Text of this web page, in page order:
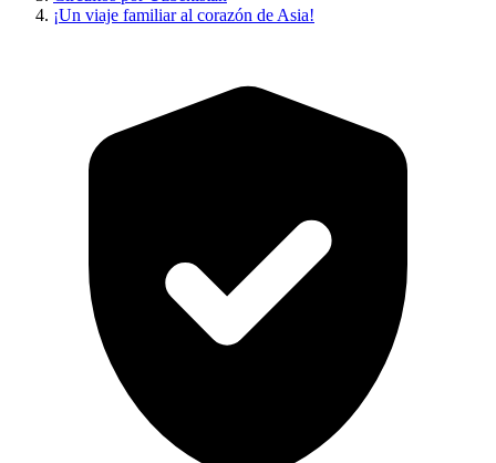
¡Un viaje familiar al corazón de Asia!